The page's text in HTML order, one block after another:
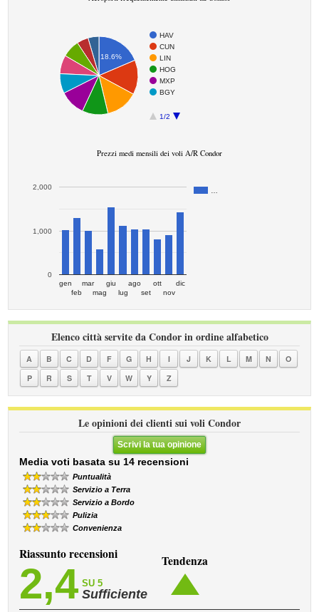
HAV
CUN
LIN
HOG
MXP
BGY
1/2
18.6%
Prezzi medi mensili dei voli A/R Condor
gen
feb
mar
mag
giu
lug
ago
set
ott
nov
dic
0
1,000
2,000
Elenco città servite da Condor in ordine alfabetico
A B C D F G H I J K L M N
O
P
R S T V W Y Z
Le opinioni dei clienti sui voli Condor
Scrivi la tua opinione
Media voti basata su 14 recensioni
Puntualità
Servizio a Terra
Servizio a Bordo
Pulizia
Convenienza
Riassunto recensioni
2,4 SU 5
Sufficiente
Tendenza